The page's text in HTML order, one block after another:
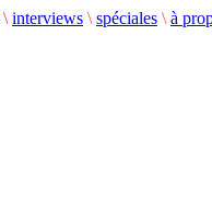
\ interviews \ spéciales \ à